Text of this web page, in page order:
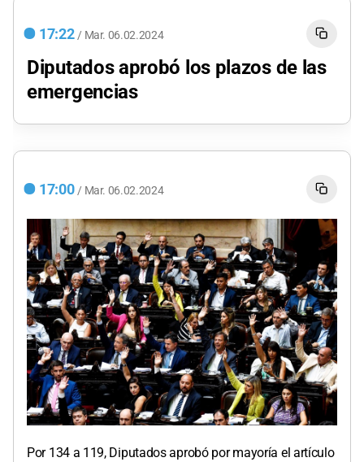
17:22 / Mar. 06.02.2024
Diputados aprobó los plazos de las
emergencias
17:00 / Mar. 06.02.2024
Por 134 a 119, Diputados aprobó por mayoría el artículo